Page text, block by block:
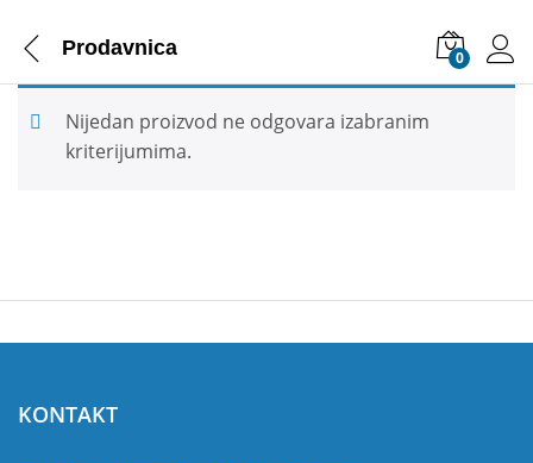
Prodavnica 0
Nijedan proizvod ne odgovara izabranim
kriterijumima.
KONTAKT